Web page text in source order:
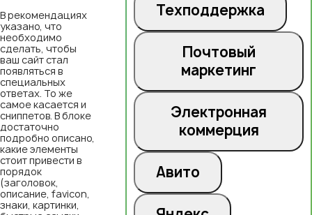
Техподдержка
Почтовый
маркетинг
Электронная
коммерция
Авито
В рекомендациях
указано, что
необходимо
сделать, чтобы
ваш сайт стал
появляться в
специальных
ответах. То же
самое касается и
сниппетов. В блоке
достаточно
подробно описано,
какие элементы
стоит привести в
порядок
(заголовок,
описание, favicon,
знаки, картинки,